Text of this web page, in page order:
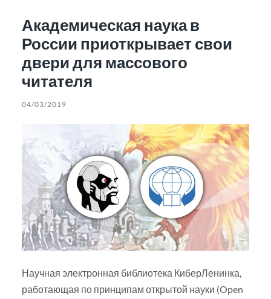
Академическая наука в
России приоткрывает свои
двери для массового
читателя
04/03/2019
Научная электронная библиотека КиберЛенинка,
работающая по принципам открытой науки (Open